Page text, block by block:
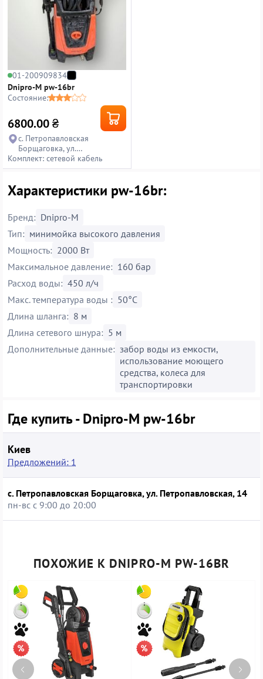
01-200909834
Dnipro-M pw-16br
Состояние:
6800.00₴
с. Петропавловская
Борщаговка, ул.
Петропавловская, 14
Комплект: сетевой кабель
Характеристики pw-16br:
Бренд: Dnipro-M
Тип: минимойка высокого давления
Мощность: 2000 Вт
Максимальное давление: 160 бар
Расход воды: 450 л/ч
Макс. температура воды : 50°C
Длина шланга: 8 м
Длина сетевого шнура: 5 м
Дополнительные данные: забор воды из емкости,
использование моющего
средства, колеса для
транспортировки
Где купить - Dnipro-M pw-16br
Киев
Предложений: 1
с. Петропавловская Борщаговка, ул. Петропавловская, 14
пн-вс с 9:00 до 20:00
ПОХОЖИЕ К DNIPRO-M PW-16BR